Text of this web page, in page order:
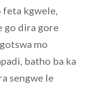
feta kgwele,
go dira gore
mo
batho ba ka
sengwe le